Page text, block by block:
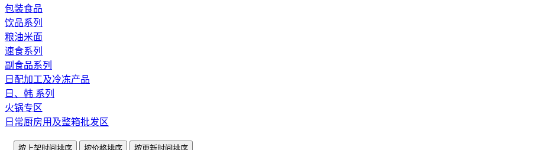
包装食品
饮品系列
粮油米面
速食系列
副食品系列
日配加工及冷冻产品
日、韩 系列
火锅专区
日常厨房用及整箱批发区